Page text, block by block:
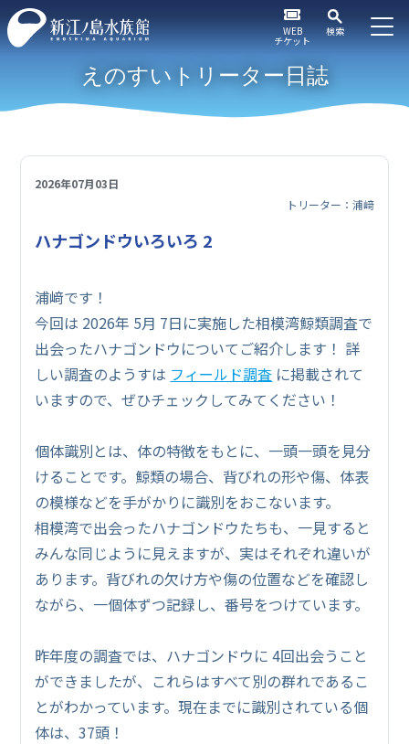
WEB
チケット
検索
えのすいトリーター日誌
2026年07月03日
トリーター：浦﨑
ハナゴンドウいろいろ 2
浦﨑です！
今回は 2026年 5月 7日に実施した相模湾鯨類調査で
出会ったハナゴンドウについてご紹介します！ 詳
しい調査のようすは フィールド調査 に掲載されて
いますので、ぜひチェックしてみてください！
個体識別とは、体の特徴をもとに、一頭一頭を見分
けることです。鯨類の場合、背びれの形や傷、体表
の模様などを手がかりに識別をおこないます。
相模湾で出会ったハナゴンドウたちも、一見すると
みんな同じように見えますが、実はそれぞれ違いが
あります。背びれの欠け方や傷の位置などを確認し
ながら、一個体ずつ記録し、番号をつけています。
昨年度の調査では、ハナゴンドウに 4回出会うこと
ができましたが、これらはすべて別の群れであるこ
とがわかっています。現在までに識別されている個
体は、37頭！